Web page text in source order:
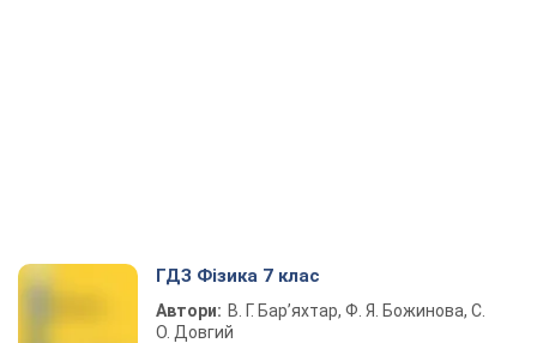
ГДЗ Фізика 7 клас
Автори: В. Г. Бар’яхтар, Ф. Я. Божинова, С.
О. Довгий